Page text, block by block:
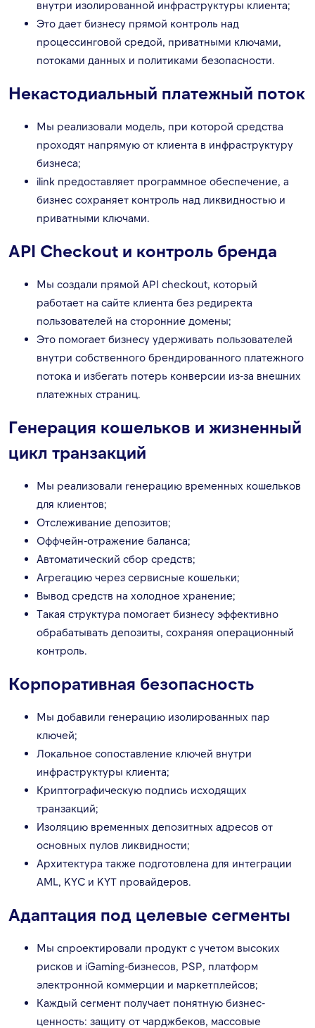
внутри изолированной инфраструктуры клиента;
Это дает бизнесу прямой контроль над
процессинговой средой, приватными ключами,
потоками данных и политиками безопасности.
Некастодиальный платежный поток
Мы реализовали модель, при которой средства
проходят напрямую от клиента в инфраструктуру
бизнеса;
ilink предоставляет программное обеспечение, а
бизнес сохраняет контроль над ликвидностью и
приватными ключами.
API Checkout и контроль бренда
Мы создали прямой API checkout, который
работает на сайте клиента без редиректа
пользователей на сторонние домены;
Это помогает бизнесу удерживать пользователей
внутри собственного брендированного платежного
потока и избегать потерь конверсии из-за внешних
платежных страниц.
Генерация кошельков и жизненный
цикл транзакций
Мы реализовали генерацию временных кошельков
для клиентов;
Отслеживание депозитов;
Оффчейн-отражение баланса;
Автоматический сбор средств;
Агрегацию через сервисные кошельки;
Вывод средств на холодное хранение;
Такая структура помогает бизнесу эффективно
обрабатывать депозиты, сохраняя операционный
контроль.
Корпоративная безопасность
Мы добавили генерацию изолированных пар
ключей;
Локальное сопоставление ключей внутри
инфраструктуры клиента;
Криптографическую подпись исходящих
транзакций;
Изоляцию временных депозитных адресов от
основных пулов ликвидности;
Архитектура также подготовлена для интеграции
AML, KYC и KYT провайдеров.
Адаптация под целевые сегменты
Мы спроектировали продукт с учетом высоких
рисков и iGaming-бизнесов, PSP, платформ
электронной коммерции и маркетплейсов;
Каждый сегмент получает понятную бизнес-
ценность: защиту от чарджбеков, массовые